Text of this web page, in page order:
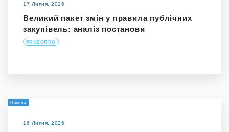
17 Липня, 2026
Великий пакет змін у правила публічних
закупівель: аналіз постанови
PROZORRO
Новина
16 Липня, 2026